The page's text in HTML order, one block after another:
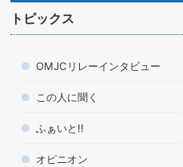
トピックス
OMJCリレーインタビュー
この人に聞く
ふぁいと!!
オピニオン